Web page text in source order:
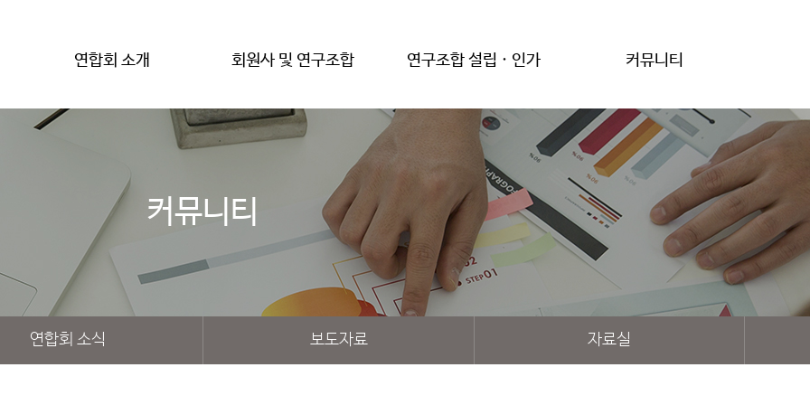
연합회 소개 회원사 및 연구조합 연구조합 설립 · 인가 커뮤니티
커뮤니티
연합회 소식 보도자료 자료실